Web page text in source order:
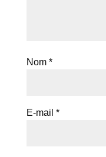
Nom *
E-mail *